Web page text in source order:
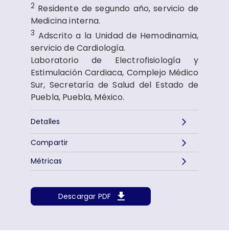
2 Residente de segundo año, servicio de
Medicina interna.
3 Adscrito a la Unidad de Hemodinamia,
servicio de Cardiología.
Laboratorio de Electrofisiología y
Estimulación Cardiaca, Complejo Médico
Sur, Secretaría de Salud del Estado de
Puebla, Puebla, México.
Detalles
Descargar PDF
Métricas
Compartir